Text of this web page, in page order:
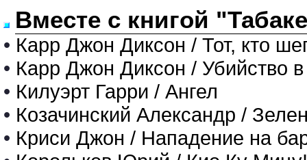
Вместе с книгой
• Карр Джон Диксон / Тот, кто
• Карр Джон Диксон / Убийство
• Килуэрт Гарри / Ангел
• Козачинский Александр /
• Криси Джон / Нападение на